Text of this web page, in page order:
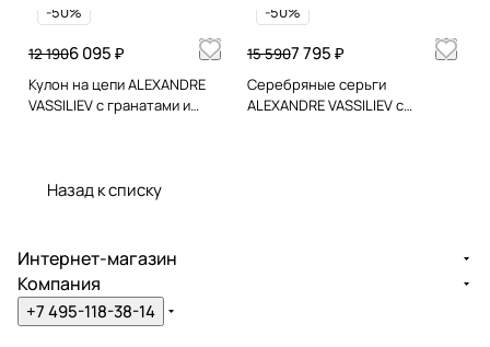
-50%
6 095 ₽
12 190
Кулон на цепи ALEXANDRE
VASSILIEV с гранатами и
-50%
7 795 ₽
15 590
Серебряные серьги
ALEXANDRE VASSILIEV с
Назад к списку
Интернет-магазин
Компания
+7 495-118-38-14